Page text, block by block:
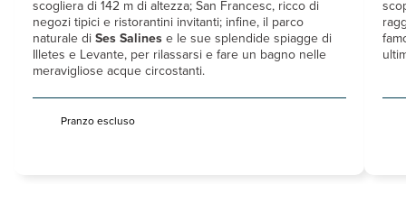
scogliera di 142 m di altezza; San Francesc, ricco di
negozi tipici e ristorantini invitanti; infine, il parco
naturale diSes Salinese le sue splendide spiagge di
Illetes e Levante, per rilassarsi e fare un bagno nelle
meravigliose acque circostanti.
Pranzo escluso